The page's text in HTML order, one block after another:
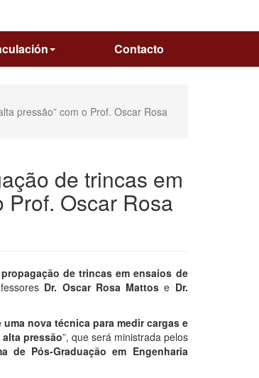
Contacto
pressão” com o Prof. Oscar Rosa
de trincas em
Prof. Oscar Rosa
de trincas em ensaios de
Dr. Oscar Rosa Mattos e Dr.
uma nova técnica para medir cargas e
pressão”, que será ministrada pelos
de Pós-Graduação em Engenharia